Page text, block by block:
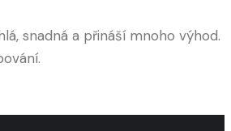
snadná a přináší mnoho výhod.